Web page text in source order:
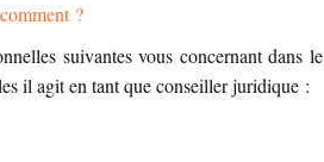
?
suivantes vous concernant dans le
il agit en tant que conseiller juridique :